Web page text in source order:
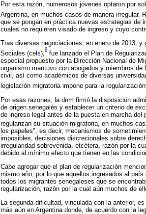
Por esta razón, numerosos jóvenes optaron por
Argentina, en muchos casos de manera irregular.
que se pongan en práctica nuevas estrategias de
cuales no requieren visado de ingreso y cuyo
Tras diversas negociaciones, en enero de 2013,
Sociales (cels),
9
fue lanzado el Plan de
especial propuesto por la Dirección Nacional de
organismo mantuvo con abogados y miembros
civil, así como académicos de diversas
legislación migratoria impone para la
Por esas razones, la dnm firmó la disposición
de origen senegalés y establecer un criterio de
de ingreso legal antes de la puesta en marcha
regularizan su situación migratoria, en muchos
los papeles", es decir, mecanismos de
imposibles, decisiones discrecionales sobre
irregularidad sobrevenida, etcétera, razón por la
debido al mínimo efecto que tienen en las
Cabe agregar que el plan de regularización
mismo año, por lo que aquellos ingresados al
todos los migrantes senegaleses que se
regularización, razón por la cual aún muchos de
La segunda dificultad, vinculada con la anterior,
más aún en Argentina donde, de acuerdo con la